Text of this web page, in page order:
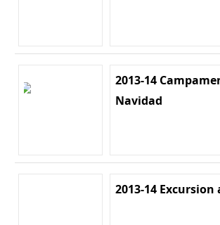
2013-14
Navidad
2013-14 Excursion